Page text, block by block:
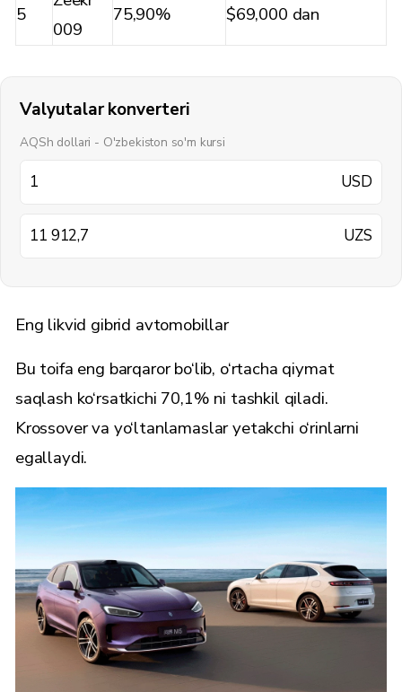
5
009
75,90% $69,000 dan
Valyutalar konverteri
AQSh dollari - O'zbekiston so'm kursi
USD
UZS
Eng likvid gibrid avtomobillar
Bu toifa eng barqaror bo‘lib, o‘rtacha qiymat
saqlash ko‘rsatkichi 70,1% ni tashkil qiladi.
Krossover va yo‘ltanlamaslar yetakchi o‘rinlarni
egallaydi.